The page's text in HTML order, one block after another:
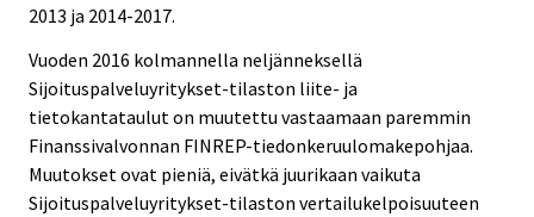
2013 ja 2014-2017.
Vuoden 2016 kolmannella neljänneksellä
Sijoituspalveluyritykset-tilaston liite- ja
tietokantataulut on muutettu vastaamaan paremmin
Finanssivalvonnan FINREP-tiedonkeruulomakepohjaa.
Muutokset ovat pieniä, eivätkä juurikaan vaikuta
Sijoituspalveluyritykset-tilaston vertailukelpoisuuteen